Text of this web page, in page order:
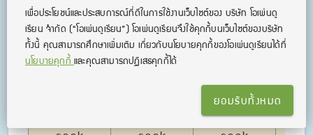
เพื่อประโยชน์และประสบการณ์ที่ดีในการใช้งานเว็บไซต์ของ บริษัท โอเพ่นดู
เรียน จํากัด (“โอเพ่นดูเรียน”)โอเพ่นดูเรียนจึงใช้คุกกี้บนเว็บไซต์ของบริษัท
ทั้งนี้ คุณสามารถศึกษาเพิ่มเติม เกี่ยวกับนโยบายคุกกี้ของโอเพ่นดูเรียนได้ที่
นโยบายคุกกี้และคุณสามารถปฏิเสธคุกกี้ได้
ยอมรับทั้งหมด